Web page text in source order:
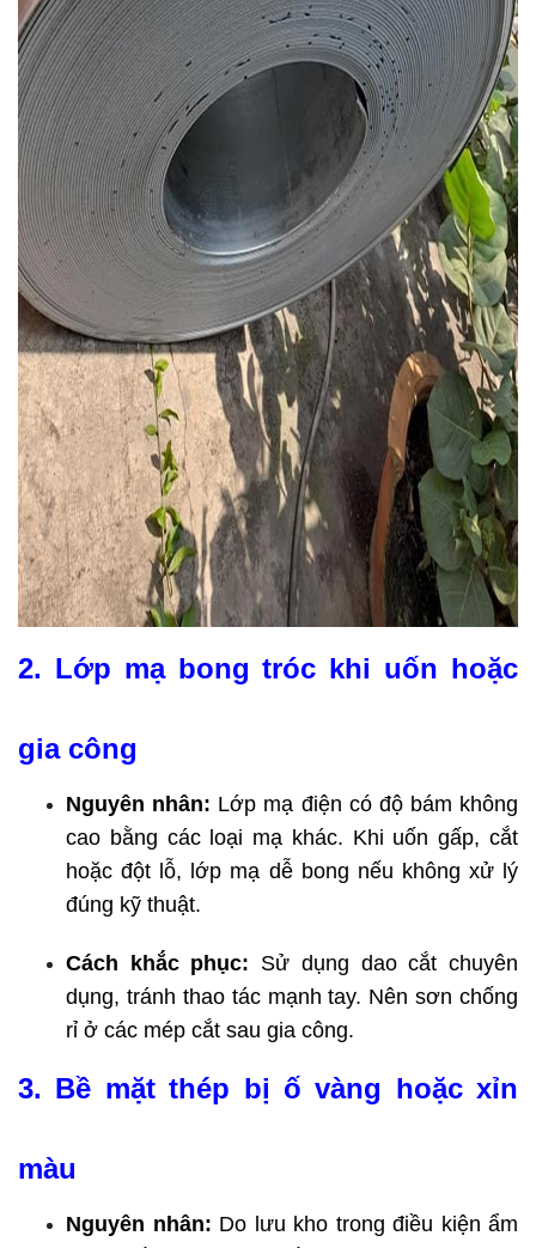
2. Lớp mạ bong tróc khi uốn hoặc
gia công
Nguyên nhân: Lớp mạ điện có độ bám không
cao bằng các loại mạ khác. Khi uốn gấp, cắt
hoặc đột lỗ, lớp mạ dễ bong nếu không xử lý
đúng kỹ thuật.
Cách khắc phục: Sử dụng dao cắt chuyên
dụng, tránh thao tác mạnh tay. Nên sơn chống
rỉ ở các mép cắt sau gia công.
3. Bề mặt thép bị ố vàng hoặc xỉn
màu
Nguyên nhân: Do lưu kho trong điều kiện ẩm